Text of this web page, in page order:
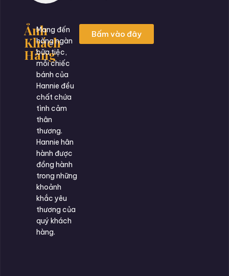
Ảnh
Khách
Hàng
Mang đến
hàng ngàn
bữa tiệc,
mỗi chiếc
bánh của
Hannie đều
chất chứa
tình cảm
thân
thương.
Hannie hân
hành được
đồng hành
trong những
khoảnh
khắc yêu
thương của
quý khách
hàng.
Bấm vào đây